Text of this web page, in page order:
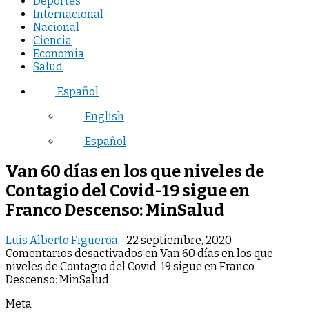
Internacional
Nacional
Ciencia
Economia
Salud
Español
English
Español
Van 60 días en los que niveles de
Contagio del Covid-19 sigue en
Franco Descenso: MinSalud
Luis Alberto Figueroa
22 septiembre, 2020
Comentarios desactivados en Van 60 días en los que
niveles de Contagio del Covid-19 sigue en Franco
Descenso: MinSalud
Meta